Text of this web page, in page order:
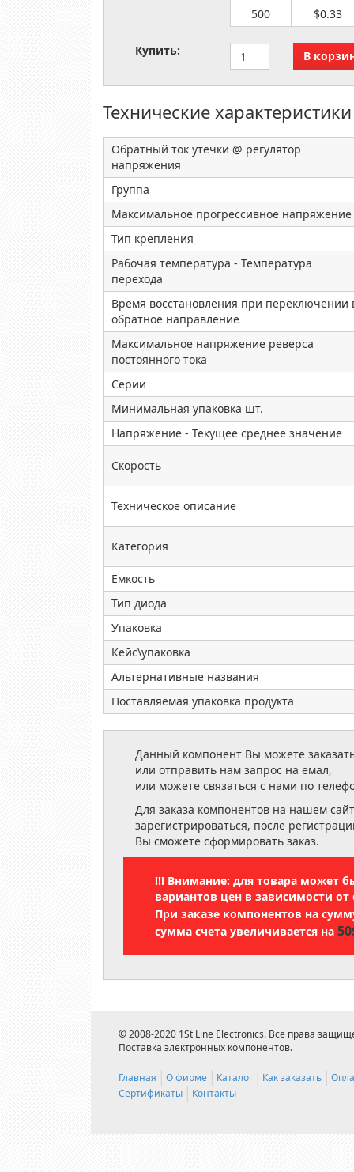
500
$0.33
Купить:
Технические характеристики
Обратный ток утечки @ регулятор
напряжения
Группа
Максимальное прогрессивное напряжение
Тип крепления
Рабочая температура - Температура
перехода
Время восстановления при переключении
обратное направление
Максимальное напряжение реверса
постоянного тока
Серии
Минимальная упаковка шт.
Напряжение - Текущее среднее значение
Скорость
Техническое описание
Категория
Ёмкость
Тип диода
Упаковка
Кейс\упаковка
Альтернативные названия
Поставляемая упаковка продукта
Данный компонент Вы можете
или отправить нам запрос на емал,
или можете связаться с нами по
Для заказа компонентов на нашем
зарегистрироваться, после
Вы сможете сформировать заказ.
!!! Внимание: для товара может
вариантов цен в зависимости от
При заказе компонентов на
сумма счета увеличивается на
© 2008-2020 1St Line Electronics. Все права
Поставка электронных компонентов.
Главная О фирме Каталог Как заказать
Сертификаты
Контакты